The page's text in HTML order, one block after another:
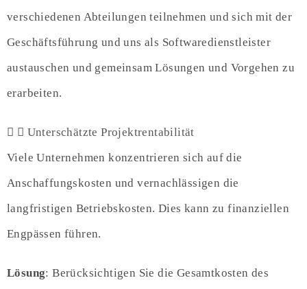
verschiedenen Abteilungen teilnehmen und sich mit der
Geschäftsführung und uns als Softwaredienstleister
austauschen und gemeinsam Lösungen und Vorgehen zu
erarbeiten.
Unterschätzte Projektrentabilität
Viele Unternehmen konzentrieren sich auf die
Anschaffungskosten und vernachlässigen die
langfristigen Betriebskosten. Dies kann zu finanziellen
Engpässen führen.
Lösung: Berücksichtigen Sie die Gesamtkosten des